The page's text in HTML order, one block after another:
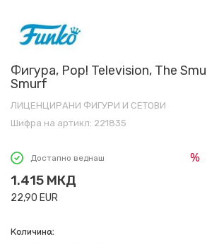
Фигура, Pop! Television, The
Smurf
ЛИЦЕНЦИРАНИ ФИГУРИ И СЕТОВИ
Шифра на артикл: 221835
Достапно веднаш
1.415 МКД
22,90 EUR
Количина: